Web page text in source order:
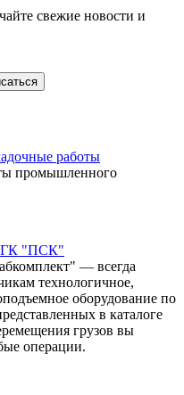
свежие новости и
работы
промышленного
ГК "ПСК"
— всегда
технологичное,
оборудование по
в каталоге
грузов вы
операции.